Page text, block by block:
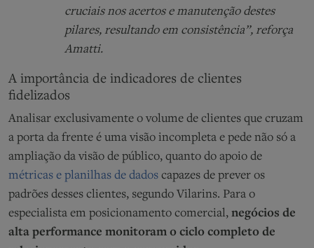
cruciais nos acertos e manutenção destes
pilares, resultando em consistência”, reforça
Amatti.
A importância de indicadores de clientes
fidelizados
Analisar exclusivamente o volume de clientes que cruzam
a porta da frente é uma visão incompleta e pede não só a
ampliação da visão de público, quanto do apoio de
métricas e planilhas de dados capazes de prever os
padrões desses clientes, segundo Vilarins. Para o
especialista em posicionamento comercial, negócios de
alta performance monitoram o ciclo completo de